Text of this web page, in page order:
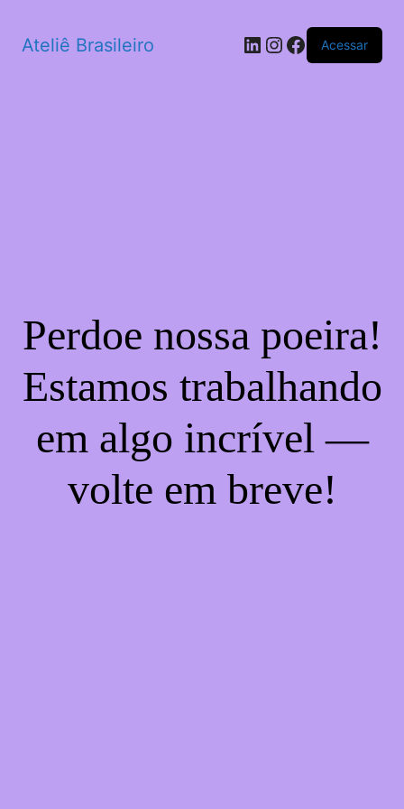
Ateliê Brasileiro LinkedIn
Instagram
Facebook
Acessar
Perdoe nossa poeira!
Estamos trabalhando
em algo incrível —
volte em breve!